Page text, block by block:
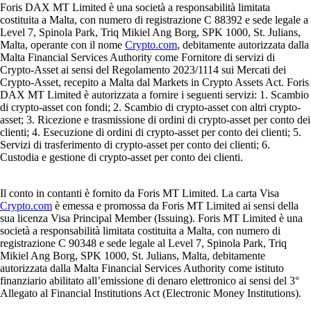
Foris DAX MT Limited è una società a responsabilità limitata
costituita a Malta, con numero di registrazione C 88392 e sede legale a
Level 7, Spinola Park, Triq Mikiel Ang Borg, SPK 1000, St. Julians,
Malta, operante con il nome Crypto.com, debitamente autorizzata dalla
Malta Financial Services Authority come Fornitore di servizi di
Crypto-Asset ai sensi del Regolamento 2023/1114 sui Mercati dei
Crypto-Asset, recepito a Malta dal Markets in Crypto Assets Act. Foris
DAX MT Limited è autorizzata a fornire i seguenti servizi: 1. Scambio
di crypto-asset con fondi; 2. Scambio di crypto-asset con altri crypto-
asset; 3. Ricezione e trasmissione di ordini di crypto-asset per conto dei
clienti; 4. Esecuzione di ordini di crypto-asset per conto dei clienti; 5.
Servizi di trasferimento di crypto-asset per conto dei clienti; 6.
Custodia e gestione di crypto-asset per conto dei clienti.
Il conto in contanti è fornito da Foris MT Limited. La carta Visa
Crypto.com è emessa e promossa da Foris MT Limited ai sensi della
sua licenza Visa Principal Member (Issuing). Foris MT Limited è una
società a responsabilità limitata costituita a Malta, con numero di
registrazione C 90348 e sede legale al Level 7, Spinola Park, Triq
Mikiel Ang Borg, SPK 1000, St. Julians, Malta, debitamente
autorizzata dalla Malta Financial Services Authority come istituto
finanziario abilitato all’emissione di denaro elettronico ai sensi del 3°
Allegato al Financial Institutions Act (Electronic Money Institutions).